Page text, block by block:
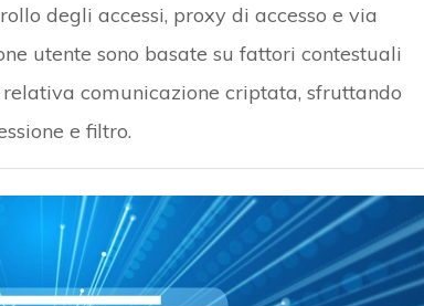
degli accessi, proxy di accesso e via
utente sono basate su fattori contestuali
comunicazione criptata, sfruttando
e filtro.